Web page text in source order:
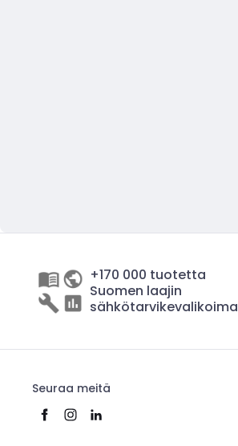
+170 000 tuotetta
Suomen laajin
sähkötarvikevalikoima
Seuraa meitä